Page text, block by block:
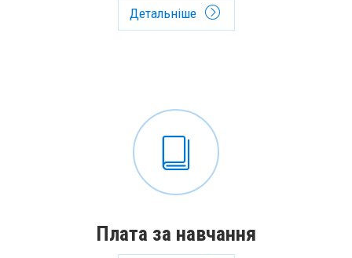
Детальніше
Плата за навчання